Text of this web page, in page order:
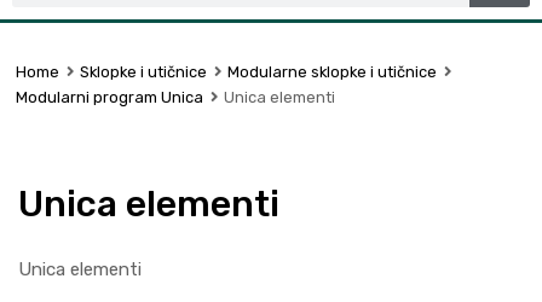
Home Sklopke i utičnice
Modularne sklopke i utičnice
Modularni program Unica
Unica elementi
Unica elementi
Unica elementi